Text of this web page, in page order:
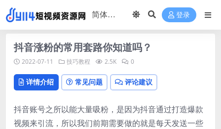
登录
抖音涨粉的常用套路你知道吗？
2022-07-11 技巧教程 2.5K 0
详情介绍 常见问题 评论建议
抖音账号之所以能大量吸粉，是因为抖音通过打造爆款
视频来引流，所以我们前期需要做的就是每天发送一些